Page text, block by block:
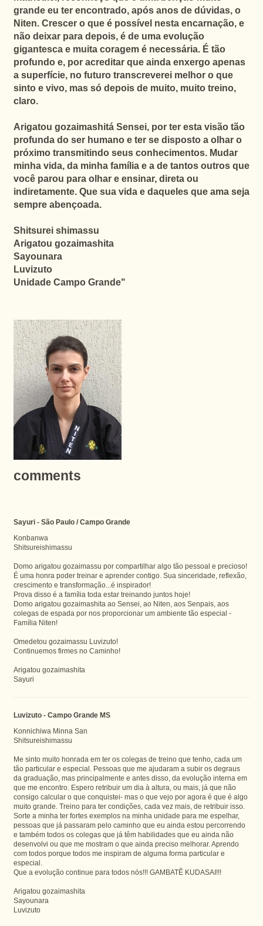
grande eu ter encontrado, após anos de dúvidas, o
Niten. Crescer o que é possível nesta encarnação, e
não deixar para depois, é de uma evolução
gigantesca e muita coragem é necessária. É tão
profundo e, por acreditar que ainda enxergo apenas
a superfície, no futuro transcreverei melhor o que
sinto e vivo, mas só depois de muito, muito treino,
claro.
Arigatou gozaimashitá Sensei, por ter esta visão tão
profunda do ser humano e ter se disposto a olhar o
próximo transmitindo seus conhecimentos. Mudar
minha vida, da minha família e a de tantos outros que
você parou para olhar e ensinar, direta ou
indiretamente. Que sua vida e daqueles que ama seja
sempre abençoada.
Shitsurei shimassu
Arigatou gozaimashita
Sayounara
Luvizuto
Unidade Campo Grande"
comments
Sayuri - São Paulo / Campo Grande
Konbanwa
Shitsureishimassu
Domo arigatou gozaimassu por compartilhar algo tão pessoal e precioso!
É uma honra poder treinar e aprender contigo. Sua sinceridade, reflexão,
crescimento e transformação...é inspirador!
Prova disso é a família toda estar treinando juntos hoje!
Domo arigatou gozaimashita ao Sensei, ao Niten, aos Senpais, aos
colegas de espada por nos proporcionar um ambiente tão especial -
Família Niten!
Omedetou gozaimassu Luvizuto!
Continuemos firmes no Caminho!
Arigatou gozaimashita
Sayuri
Luvizuto - Campo Grande MS
Konnichiwa Minna San
Shitsureishimassu
Me sinto muito honrada em ter os colegas de treino que tenho, cada um
tão particular e especial. Pessoas que me ajudaram a subir os degraus
da graduação, mas principalmente e antes disso, da evolução interna em
que me encontro. Espero retribuir um dia à altura, ou mais, já que não
consigo calcular o que conquistei- mas o que vejo por agora é que é algo
muito grande. Treino para ter condições, cada vez mais, de retribuir isso.
Sorte a minha ter fortes exemplos na minha unidade para me espelhar,
pessoas que já passaram pelo caminho que eu ainda estou percorrendo
e também todos os colegas que já têm habilidades que eu ainda não
desenvolvi ou que me mostram o que ainda preciso melhorar. Aprendo
com todos porque todos me inspiram de alguma forma particular e
especial.
Que a evolução continue para todos nós!!! GAMBATÊ KUDASAI!!!
Arigatou gozaimashita
Sayounara
Luvizuto